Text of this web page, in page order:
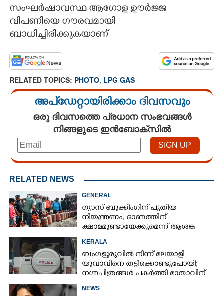
CONTACT US
സംഘർഷാവസ്ഥ ആഗോള ഊർജ്ജ
വിപണിയെ ഗൗരവമായി
ബാധിച്ചിരിക്കുകയാണ്
RELATED TOPICS: PHOTO, LPG GAS
അപ്ഡേറ്റായിരിക്കാം ദിവസവും
ഒരു ദിവസത്തെ പ്രധാന സംഭവങ്ങൾ
നിങ്ങളുടെ ഇൻബോക്സിൽ
RELATED NEWS
GENERAL
ഗ്യാസ് ബുക്കിംഗിന് പുതിയ
നിയന്ത്രണം, ഓണത്തിന്
ക്ഷാമമുണ്ടായേക്കുമെന്ന് ആശങ്ക
KERALA
ബംഗളൂരുവിൽ നിന്ന് മലയാളി
യുവാവിനെ തട്ടിക്കൊണ്ടുപോയി;
നഗ്നചിത്രങ്ങൾ പകർത്തി മാതാവിന്
NEWS